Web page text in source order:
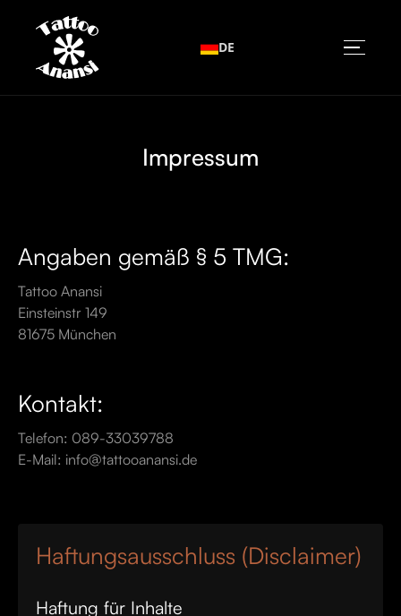
DE
Impressum
Angaben gemäß § 5 TMG:
Tattoo Anansi
Einsteinstr 149
81675 München
Kontakt:
Telefon: 089-33039788
E-Mail: info@tattooanansi.de
Haftungsausschluss (Disclaimer)
Haftung für Inhalte